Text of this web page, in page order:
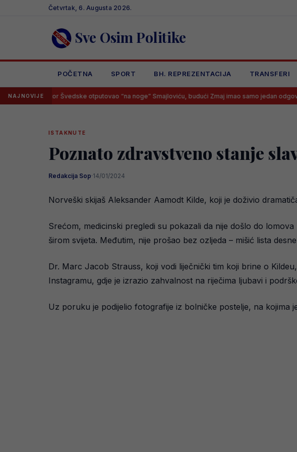
Četvrtak, 6. Augusta 2026.
Sve Osim Politike
POČETNA SPORT BH. REPREZENTACIJA TRANSFERI
NAJNOVIJE
Švedske otputovao “na noge” Smajloviću, budući Zmaj imao samo jedan odgovor
ISTAKNUTE
Poznato zdravstveno stanje
Redakcija Sop·14/01/2024
Norveški skijaš Aleksander Aamodt Kilde, koji je doživio
Srećom, medicinski pregledi su pokazali da nije došlo do
širom svijeta. Međutim, nije prošao bez ozljeda – mišić lista
Dr. Marc Jacob Strauss, koji vodi liječnički tim koji brine o
Instagramu, gdje je izrazio zahvalnost na riječima ljubavi i
Uz poruku je podijelio fotografije iz bolničke postelje, na kojima